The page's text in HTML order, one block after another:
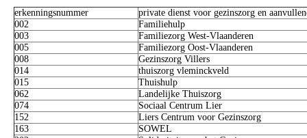
erkenningsnummer
private dienst voor gezinszorg en
002
Familiehulp
003
Familiezorg West-Vlaanderen
005
Familiezorg Oost-Vlaanderen
008
Gezinszorg Villers
014
thuiszorg vleminckveld
015
Thuishulp
062
Landelijke Thuiszorg
074
Sociaal Centrum Lier
152
Liers Centrum voor Gezinszorg
163
SOWEL